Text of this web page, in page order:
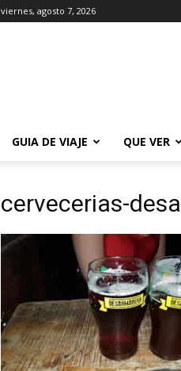
viernes, agosto 7, 2026
GUIA DE VIAJE
QUE VER
cervecerias-